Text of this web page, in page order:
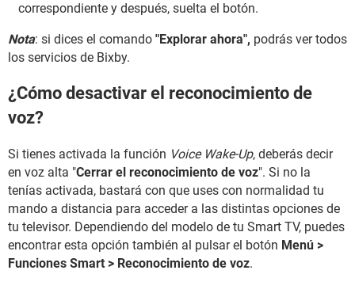
correspondiente y después, suelta el botón.
Nota: si dices el comando "Explorar ahora", podrás ver todos
los servicios de Bixby.
¿Cómo desactivar el reconocimiento de
voz?
Si tienes activada la función Voice Wake-Up, deberás decir
en voz alta "Cerrar el reconocimiento de voz". Si no la
tenías activada, bastará con que uses con normalidad tu
mando a distancia para acceder a las distintas opciones de
tu televisor. Dependiendo del modelo de tu Smart TV, puedes
encontrar esta opción también al pulsar el botón Menú >
Funciones Smart > Reconocimiento de voz.